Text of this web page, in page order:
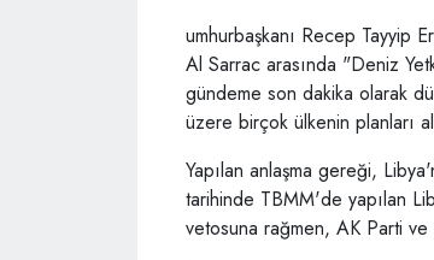
umhurbaşkanı Recep Tayyip
Al Sarrac arasında "Deniz
gündeme son dakika olarak
üzere birçok ülkenin planları
Yapılan anlaşma gereği,
tarihinde TBMM'de yapılan
vetosuna rağmen, AK Parti